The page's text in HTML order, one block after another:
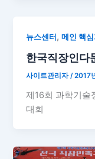
뉴스센터 ,메인 핵심
한국직장인다
사이트관리자 /2017
제16회 과학기술
대회